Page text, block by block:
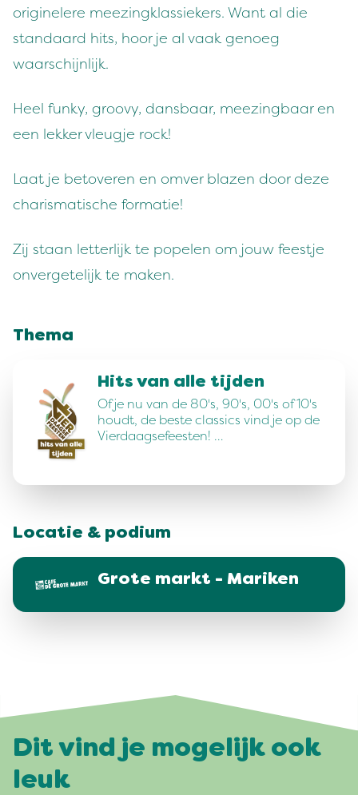
originelere meezingklassiekers. Want al die
standaard hits, hoor je al vaak genoeg
waarschijnlijk.
Heel funky, groovy, dansbaar, meezingbaar en
een lekker vleugje rock!
Laat je betoveren en omver blazen door deze
charismatische formatie!
Zij staan letterlijk te popelen om jouw feestje
onvergetelijk te maken.
Thema
Hits van alle tijden
Of je nu van de 80's, 90's, 00's of 10's
houdt, de beste classics vind je op de
Vierdaagsefeesten! …
Locatie & podium
Grote markt - Mariken
Dit vind je mogelijk ook
leuk